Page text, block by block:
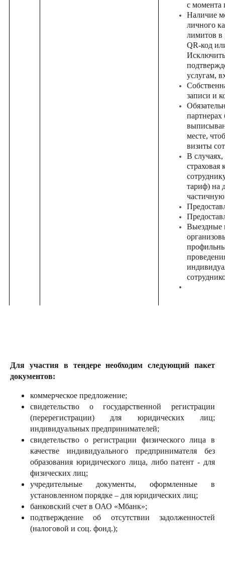
с момента
Наличие
личного
лимитов в
QR-код
услугам,
записи и
партнерах
месте,
визиты
В случаях,
страховая
тариф) на
частичную
Выездные
Для участия в тендере необходим следующий пакет
документов:
коммерческое предложение;
свидетельство о государственной регистрации
(перерегистрации) для юридических лиц;
индивидуальных предпринимателей;
свидетельство о регистрации физического лица в
качестве индивидуального предпринимателя без
образования юридического лица, либо патент - для
физических лиц;
учредительные документы, оформленные в
установленном порядке – для юридических лиц;
банковский счет в ОАО «Мбанк»;
подтверждение об отсутствии задолженностей
(налоговой и соц. фонд.);